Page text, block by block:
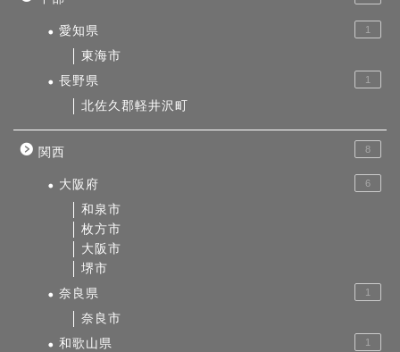
愛知県 1
東海市
長野県
1
北佐久郡軽井沢町
関西 8
大阪府 6
和泉市
枚方市
大阪市
堺市
奈良県
1
奈良市
和歌山県
1